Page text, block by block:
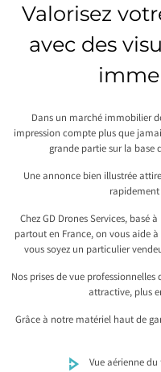
Valorisez
avec des
Dans un marché immobilier
impression compte plus que
grande partie sur la base
Une annonce bien illustrée
Chez GD Drones Services,
partout en France, on vous aide
vous soyez un particulier
Nos prises de vue
attractive, plus
Grâce à notre matériel haut de
Vue aérienne